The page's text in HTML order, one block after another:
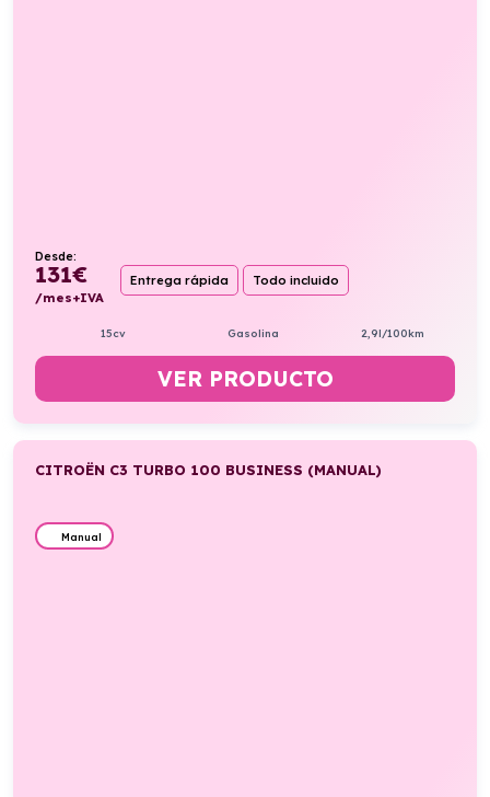
Desde:
131€
/mes+IVA
Entrega rápida Todo incluido
15cv Gasolina 2,9l/100km
VER PRODUCTO
CITROËN C3 TURBO 100 BUSINESS (MANUAL)
Manual